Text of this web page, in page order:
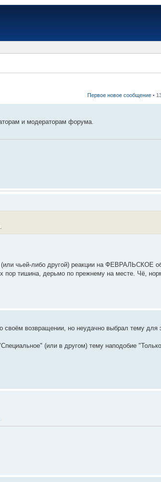
Первое новое сообщение •
и модераторам форума.
чьей-либо другой) реакции на ФЕВРАЛЬСКОЕ
пор тишина, дерьмо по прежнему на месте. Чё,
возвращении, но неудачно выбрал тему для
(или в другом) тему наподобие